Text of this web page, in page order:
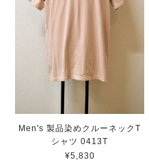
Men's 製品染めクルーネックT
シャツ 0413T
¥5,830